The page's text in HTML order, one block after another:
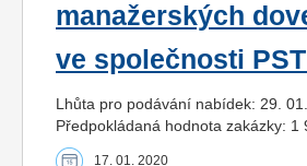
manažerských
ve společnosti
Lhůta pro podávání nabídek: 29.
Předpokládaná hodnota zakázky: 1
17. 01. 2020